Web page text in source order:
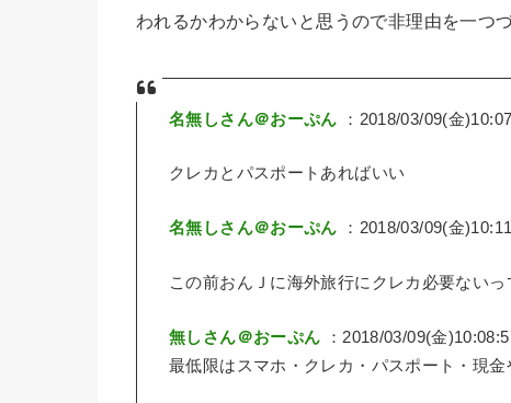
われるかわからないと思うので非理由を一つ
名無しさん＠おーぷん ：2018/03/09(金
クレカとパスポートあればいい
名無しさん＠おーぷん ：2018/03/09(金
この前おんＪに海外旅行にクレカ必要ない
無しさん＠おーぷん ：2018/03/09(金
最低限はスマホ・クレカ・パスポート・現